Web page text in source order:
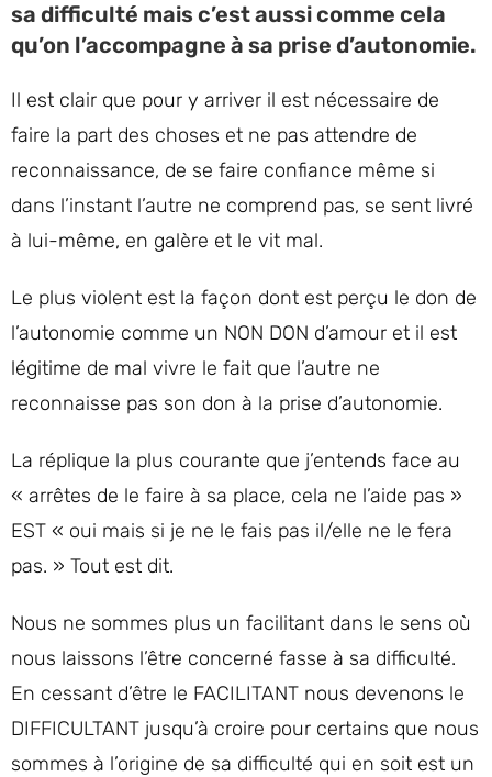
sa difficulté mais c’est aussi comme cela
qu’on l’accompagne à sa prise d’autonomie.
Il est clair que pour y arriver il est nécessaire de
faire la part des choses et ne pas attendre de
reconnaissance, de se faire confiance même si
dans l’instant l’autre ne comprend pas, se sent livré
à lui-même, en galère et le vit mal.
Le plus violent est la façon dont est perçu le don de
l’autonomie comme un NON DON d’amour et il est
légitime de mal vivre le fait que l’autre ne
reconnaisse pas son don à la prise d’autonomie.
La réplique la plus courante que j’entends face au
« arrêtes de le faire à sa place, cela ne l’aide pas »
EST « oui mais si je ne le fais pas il/elle ne le fera
pas. » Tout est dit.
Nous ne sommes plus un facilitant dans le sens où
nous laissons l’être concerné fasse à sa difficulté.
En cessant d’être le FACILITANT nous devenons le
DIFFICULTANT jusqu’à croire pour certains que nous
sommes à l’origine de sa difficulté qui en soit est un